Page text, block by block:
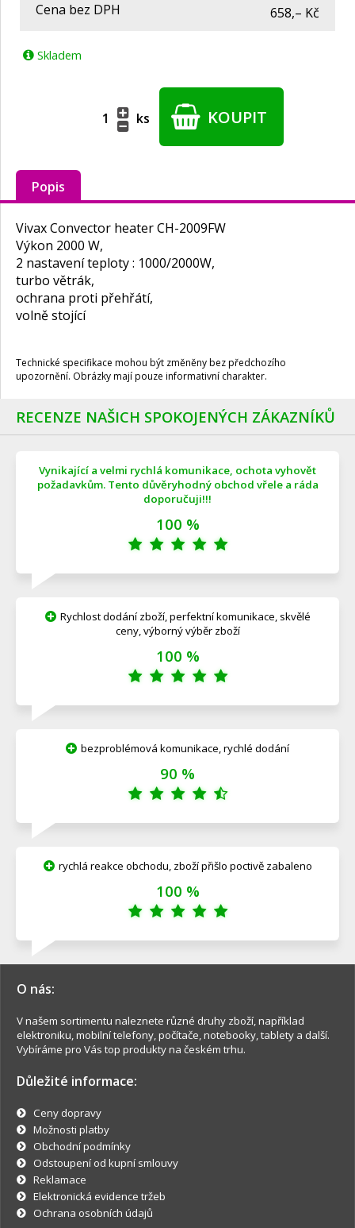
Cena bez DPH
658,– Kč
Skladem
ks KOUPIT
Popis
Vivax Convector heater CH-2009FW
Výkon 2000 W,
2 nastavení teploty : 1000/2000W,
turbo větrák,
ochrana proti přehřátí,
volně stojící
Technické specifikace mohou být změněny bez předchozího
upozornění. Obrázky mají pouze informativní charakter.
RECENZE NAŠICH SPOKOJENÝCH ZÁKAZNÍKŮ
Vynikající a velmi rychlá komunikace, ochota vyhovět
požadavkům. Tento důvěryhodný obchod vřele a ráda
doporučuji!!!
100 %
Rychlost dodání zboží, perfektní komunikace, skvělé
ceny, výborný výběr zboží
100 %
bezproblémová komunikace, rychlé dodání
90 %
rychlá reakce obchodu, zboží přišlo poctivě zabaleno
100 %
O nás:
V našem sortimentu naleznete různé druhy zboží, například
elektroniku, mobilní telefony, počítače, notebooky, tablety a další.
Vybíráme pro Vás top produkty na českém trhu.
Důležité informace:
Ceny dopravy
Možnosti platby
Obchodní podmínky
Odstoupení od kupní smlouvy
Reklamace
Elektronická evidence tržeb
Ochrana osobních údajů